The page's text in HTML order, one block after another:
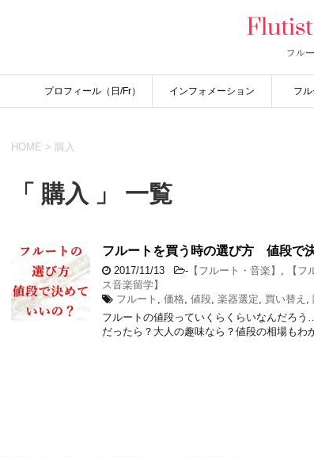
プロフィール（日/Fr） インフォメーション フ
HOME > 購入
「 購入 」 一覧
フルートを買う時の選び方 値段で
2017/11/13 - 【フルート・音楽】 , 【フ
ス音楽留学】
フルート , 価格, 値段, 楽器選定, 買い替え ,
フルートの値段っていくらくらいなんだろ
だったら？大人の趣味なら？値段の相場も